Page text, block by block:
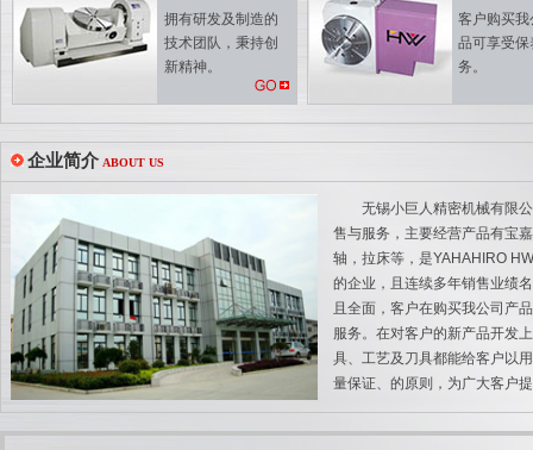
拥有研发及制造的
技术团队，秉持创
新精神。
客户购买
品可享受保
务。
企业简介 ABOUT US
无锡小巨人精密机械有限公
售与服务，主要经营产品有宝
轴，拉床等，是YAHAHIRO
的企业，且连续多年销售业绩
且全面，客户在购买我公司产
服务。在对客户的新产品开发
具、工艺及刀具都能给客户以
量保证、的原则，为广大客户